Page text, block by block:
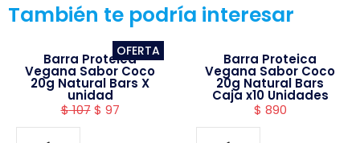
También te podría interesar
OFERTA
Barra Proteica
Vegana Sabor Coco
20g Natural Bars X
unidad
$107 $ 97
Barra Proteica
Vegana Sabor Coco
20g Natural Bars
Caja x10 Unidades
$ 890